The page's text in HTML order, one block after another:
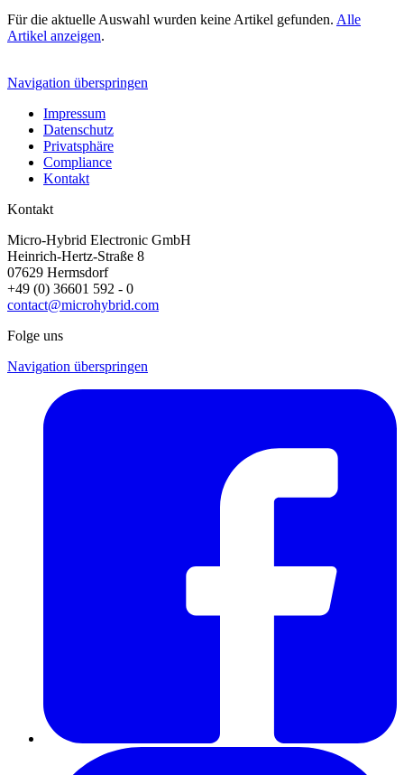
Für die aktuelle Auswahl wurden keine Artikel gefunden. Alle
Artikel anzeigen.
Navigation überspringen
Impressum
Datenschutz
Privatsphäre
Compliance
Kontakt
Kontakt
Micro-Hybrid Electronic GmbH
Heinrich-Hertz-Straße 8
07629 Hermsdorf
+49 (0) 36601 592 - 0
contact@microhybrid.com
Folge uns
Navigation überspringen